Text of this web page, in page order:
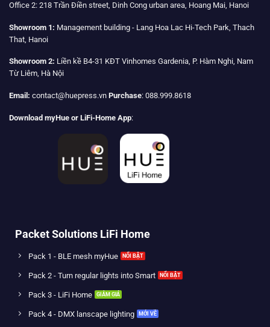
Office 2: 218 Trần Điền street, Dinh Cong urban area, Hoang Mai, Hanoi
Showroom 1: Management building - Lang Hoa Lac Hi-Tech Park, Thach
That, Hanoi
Showroom 2: Liền kề B4-31 KĐT Vinhomes Gardenia, P. Hàm Nghi, Nam
Từ Liêm, Hà Nội
Email: contact@huepress.vn Purchase: 088.999.8618
Download myHue or LiFi-Home App:
Packet Solutions LiFi Home
Pack 1 - BLE mesh myHue
Pack 2 - Turn regular lights into Smart
Pack 3 - LiFi Home
Pack 4 - DMX lanscape lighting